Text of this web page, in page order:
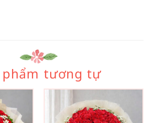
phẩm tương tự